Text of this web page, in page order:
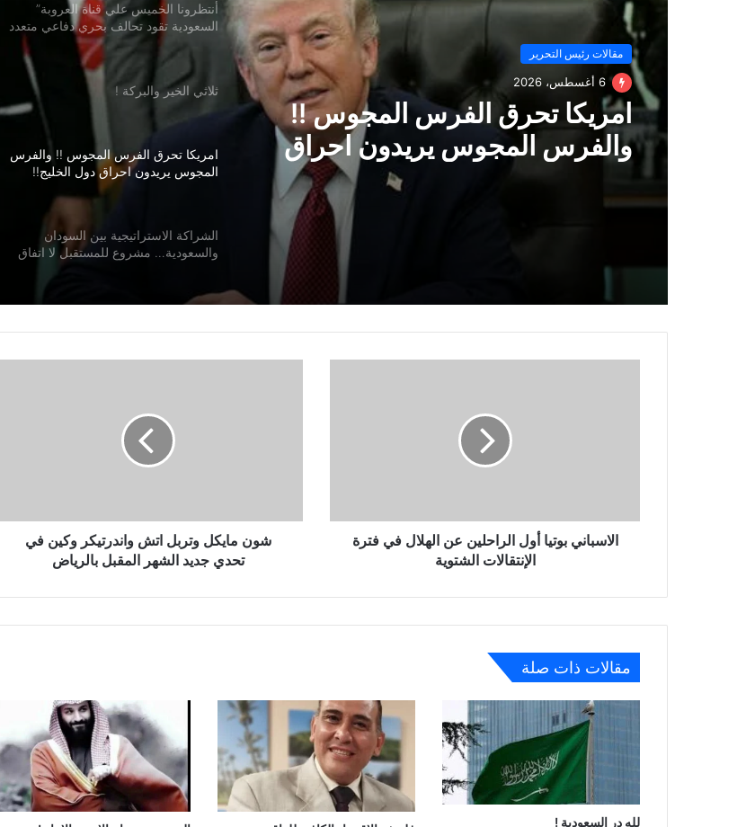
مقالات رئيس التحرير
6 أغسطس، 2026
امريكا تحرق الفرس المجوس !!
والفرس المجوس يريدون احراق
دول الخليج!!
أنتظرونا الخميس علي قناة العروبة”
السعودية تقود تحالف بحري دفاعي متعدد
الجنسيات لحماية الملاحة الدولية”
ثلاثي الخير والبركة !
امريكا تحرق الفرس المجوس !! والفرس
المجوس يريدون احراق دول الخليج!!
الشراكة الاستراتيجية بين السودان
والسعودية… مشروع للمستقبل لا اتفاق
العثمان يتقدم بالشكر والتقدير لكلا من
عندما يحمي ربان السفينة الأشقاء والأصدقاء
!
الريال السعودي عندما يحمل ذاكرة وطن !
أنتظرونا الخميس علي قناة العروبة”
السعودية تقود تحالف بحري دفاعي متعدد
الجنسيات لحماية الملاحة الدولية”
الاسباني بوتيا أول الراحلين عن الهلال في فترة
الإنتقالات الشتوية
شون مايكل وتربل اتش واندرتيكر وكين في
تحدي جديد الشهر المقبل بالرياض
مقالات ذات صلة
لله در السعودية !